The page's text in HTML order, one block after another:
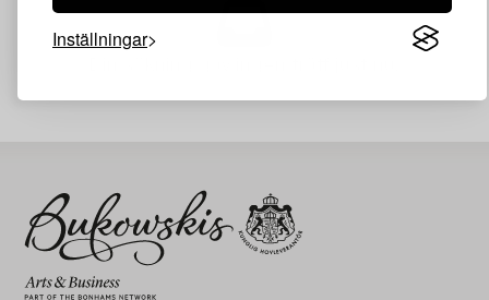
Inställningar